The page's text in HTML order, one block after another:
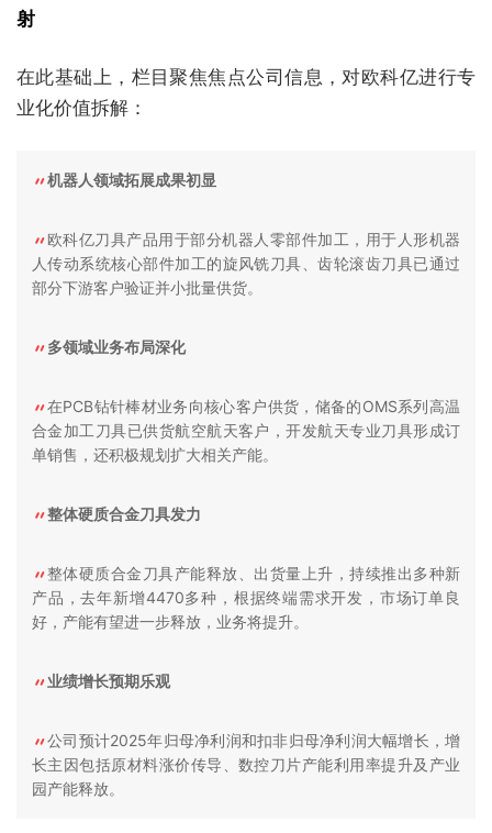
射
在此基础上，栏目聚焦焦点公司信息，对欧科亿进行专
业化价值拆解：
机器人领域拓展成果初显
欧科亿刀具产品用于部分机器人零部件加工，用于人形机器
人传动系统核心部件加工的旋风铣刀具、齿轮滚齿刀具已通过
部分下游客户验证并小批量供货。
多领域业务布局深化
在PCB钻针棒材业务向核心客户供货，储备的OMS系列高温
合金加工刀具已供货航空航天客户，开发航天专业刀具形成订
单销售，还积极规划扩大相关产能。
整体硬质合金刀具发力
整体硬质合金刀具产能释放、出货量上升，持续推出多种新
产品，去年新增4470多种，根据终端需求开发，市场订单良
好，产能有望进一步释放，业务将提升。
业绩增长预期乐观
公司预计2025年归母净利润和扣非归母净利润大幅增长，增
长主因包括原材料涨价传导、数控刀片产能利用率提升及产业
园产能释放。